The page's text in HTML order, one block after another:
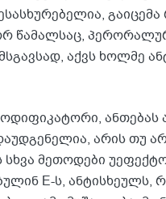
წამალსაც,
აქვს ხოლმე
ანთებას
არის თუ
მეთოდები
E-ს,